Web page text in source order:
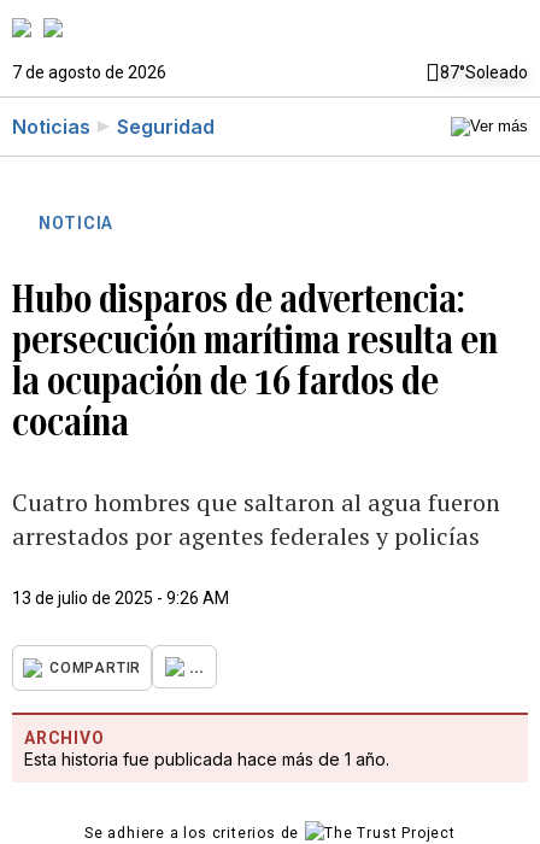
7 de agosto de 2026 87°Soleado
Noticias Seguridad
NOTICIA
Hubo disparos de advertencia:
persecución marítima resulta en
la ocupación de 16 fardos de
cocaína
Cuatro hombres que saltaron al agua fueron
arrestados por agentes federales y policías
13 de julio de 2025 - 9:26 AM
COMPARTIR ...
ARCHIVO
Esta historia fue publicada hace más de 1 año.
Se adhiere a los criterios de